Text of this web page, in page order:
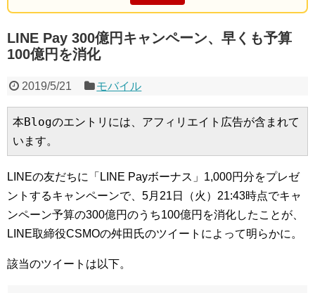
LINE Pay 300億円キャンペーン、早くも予算
100億円を消化
2019/5/21 モバイル
本Blogのエントリには、アフィリエイト広告が含まれて
います。
LINEの友だちに「LINE Payボーナス」1,000円分をプレゼ
ントするキャンペーンで、5月21日（火）21:43時点でキャ
ンペーン予算の300億円のうち100億円を消化したことが、
LINE取締役CSMOの舛田氏のツイートによって明らかに。
該当のツイートは以下。